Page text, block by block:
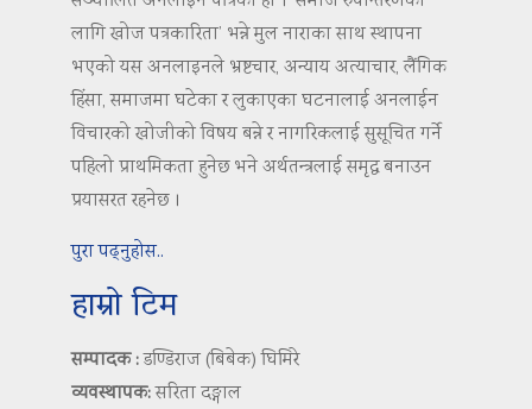
लागि खोज पत्रकारिता’ भन्ने मुल नाराका साथ स्थापना
भएको यस अनलाइनले भ्रष्टचार, अन्याय अत्याचार, लैंगिक
हिंसा, समाजमा घटेका र लुकाएका घटनालाई अनलाईन
विचारको खोजीको विषय बन्ने र नागरिकलाई सुसूचित गर्ने
पहिलो प्राथमिकता हुनेछ भने अर्थतन्त्रलाई समृद्ध बनाउन
प्रयासरत रहनेछ ।
पुरा पढ्नुहोस..
हाम्रो टिम
सम्पादक :डण्डिराज (बिबेक) घिमिरे
व्यवस्थापक:सरिता दङ्गाल